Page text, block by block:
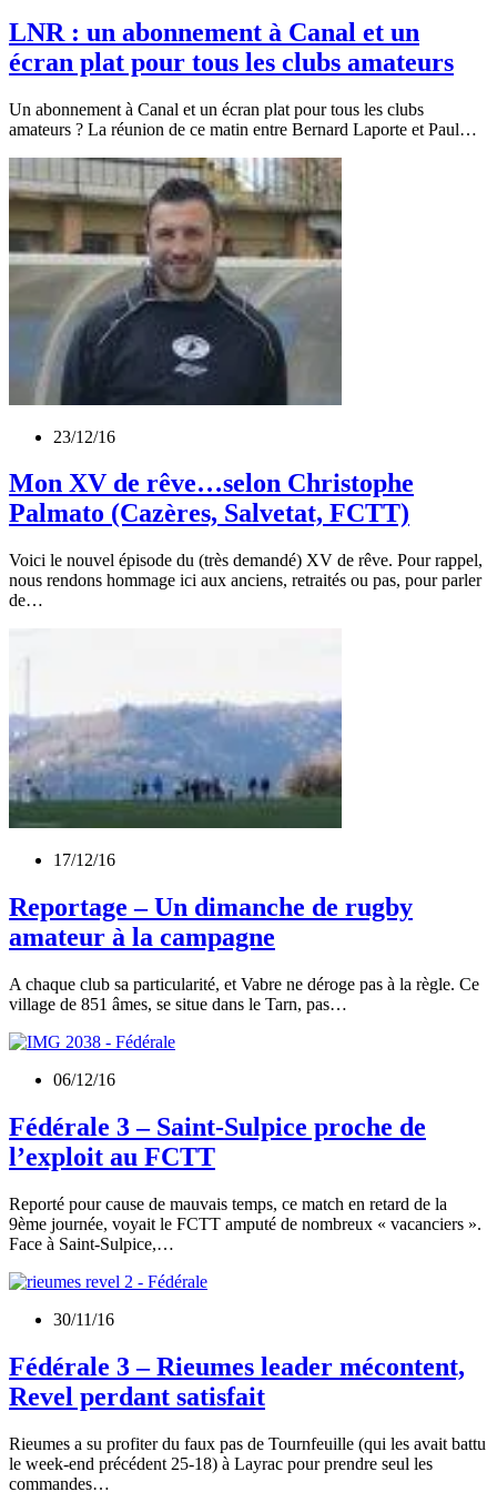
LNR : un abonnement à Canal et un
écran plat pour tous les clubs amateurs
Un abonnement à Canal et un écran plat pour tous les clubs
amateurs ? La réunion de ce matin entre Bernard Laporte et Paul…
23/12/16
Mon XV de rêve…selon Christophe
Palmato (Cazères, Salvetat, FCTT)
Voici le nouvel épisode du (très demandé) XV de rêve. Pour rappel,
nous rendons hommage ici aux anciens, retraités ou pas, pour parler
de…
17/12/16
Reportage – Un dimanche de rugby
amateur à la campagne
A chaque club sa particularité, et Vabre ne déroge pas à la règle. Ce
village de 851 âmes, se situe dans le Tarn, pas…
06/12/16
Fédérale 3 – Saint-Sulpice proche de
l’exploit au FCTT
Reporté pour cause de mauvais temps, ce match en retard de la
9ème journée, voyait le FCTT amputé de nombreux « vacanciers ».
Face à Saint-Sulpice,…
30/11/16
Fédérale 3 – Rieumes leader mécontent,
Revel perdant satisfait
Rieumes a su profiter du faux pas de Tournfeuille (qui les avait battu
le week-end précédent 25-18) à Layrac pour prendre seul les
commandes…